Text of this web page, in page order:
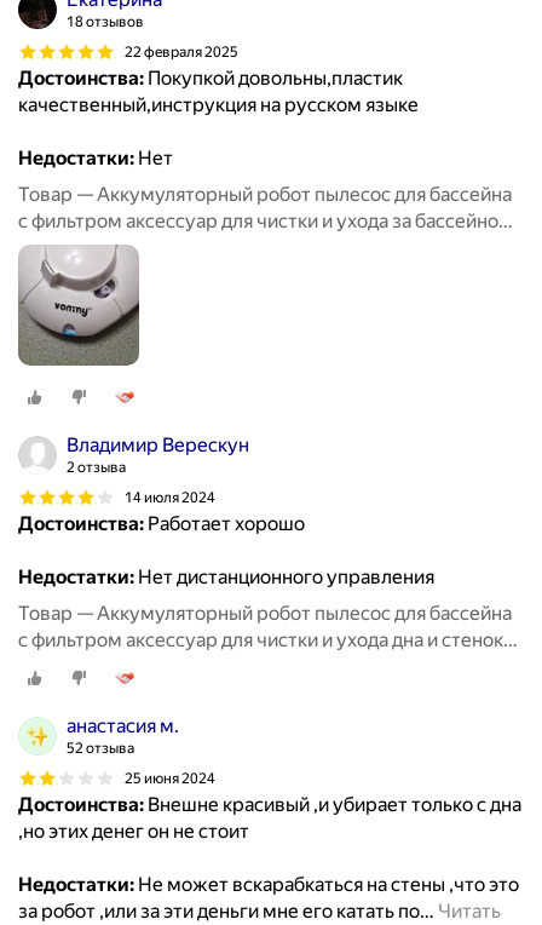
18 отзывов
22 февраля 2025
Достоинства: Покупкой довольны,пластик
качественный,инструкция на русском языке
Недостатки: Нет
Товар — Аккумуляторный робот пылесос для бассейна
с фильтром аксессуар для чистки и ухода за бассейном,
беспроводной робот пылесос до 45 кв. м
Владимир Верескун
2 отзыва
14 июля 2024
Достоинства: Работает хорошо
Недостатки: Нет дистанционного управления
Товар — Аккумуляторный робот пылесос для бассейна
с фильтром аксессуар для чистки и ухода дна и стенок
бассейна, беспроводной робот пылесос до 150 кв. м
анастасия м.
52 отзыва
25 июня 2024
Достоинства: Внешне красивый ,и убирает только с дна
,но этих денег он не стоит
Недостатки: Не может вскарабкаться на стены ,что это
за робот ,или за эти деньги мне его катать по… Читать